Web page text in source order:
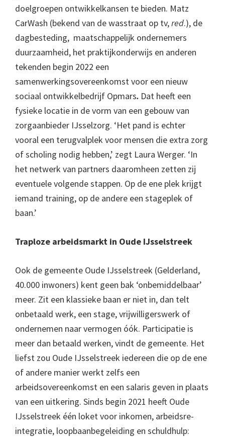
doelgroepen ontwikkelkansen te bieden. Matz
CarWash (bekend van de wasstraat op tv,red.), de
dagbesteding, maatschappelijk ondernemers
duurzaamheid, het praktijkonderwijs en anderen
tekenden begin 2022 een
samenwerkingsovereenkomst voor een nieuw
sociaal ontwikkelbedrijf Opmars. Dat heeft een
fysieke locatie in de vorm van een gebouw van
zorgaanbieder IJsselzorg. ‘Het pand is echter
vooral een terugvalplek voor mensen die extra zorg
of scholing nodig hebben,’ zegt Laura Werger. ‘In
het netwerk van partners daaromheen zetten zij
eventuele volgende stappen. Op de ene plek krijgt
iemand training, op de andere een stageplek of
baan.’
Traploze arbeidsmarkt in Oude IJsselstreek
Ook de gemeente Oude IJsselstreek (Gelderland,
40.000 inwoners) kent geen bak ‘onbemiddelbaar’
meer. Zit een klassieke baan er niet in, dan telt
onbetaald werk, een stage, vrijwilligerswerk of
ondernemen naar vermogen óók. Participatie is
meer dan betaald werken, vindt de gemeente. Het
liefst zou Oude IJsselstreek iedereen die op de ene
of andere manier werkt zelfs een
arbeidsovereenkomst en een salaris geven in plaats
van een uitkering. Sinds begin 2021 heeft Oude
IJsselstreek één loket voor inkomen, arbeidsre-
integratie, loopbaanbegeleiding en schuldhulp: